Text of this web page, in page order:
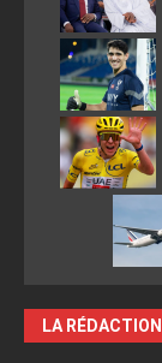
LA RÉDACTION